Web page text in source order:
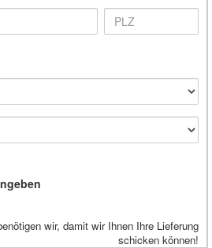
wir, damit wir Ihnen Ihre Lieferung
schicken können!